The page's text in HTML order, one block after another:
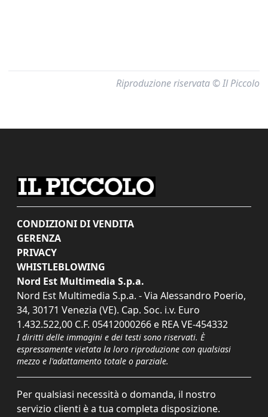
Riproduzione riservata © Il Piccolo
CONDIZIONI DI VENDITA
GERENZA
PRIVACY
WHISTLEBLOWING
Nord Est Multimedia S.p.a.
Nord Est Multimedia S.p.a. - Via Alessandro Poerio,
34, 30171 Venezia (VE). Cap. Soc. i.v. Euro
1.432.522,00 C.F. 05412000266 e REA VE-454332
I diritti delle immagini e dei testi sono riservati. È
espressamente vietata la loro riproduzione con qualsiasi
mezzo e l'adattamento totale o parziale.
Per qualsiasi necessità o domanda, il nostro
servizio clienti è a tua completa disposizione.